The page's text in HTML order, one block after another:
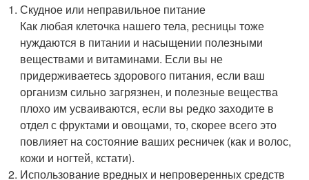
Скудное или неправильное питание
Как любая клеточка нашего тела, ресницы тоже
нуждаются в питании и насыщении полезными
веществами и витаминами. Если вы не
придерживаетесь здорового питания, если ваш
организм сильно загрязнен, и полезные вещества
плохо им усваиваются, если вы редко заходите в
отдел с фруктами и овощами, то, скорее всего это
повлияет на состояние ваших ресничек (как и волос,
кожи и ногтей, кстати).
Использование вредных и непроверенных средств